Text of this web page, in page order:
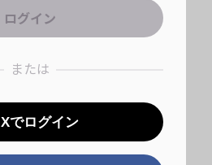
または
Xでログイン